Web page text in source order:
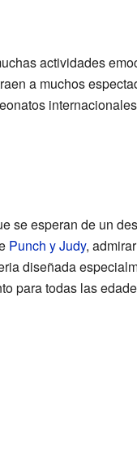
actividades
a muchos
se esperan de un
Punch y Judy,
diseñada
para todas las